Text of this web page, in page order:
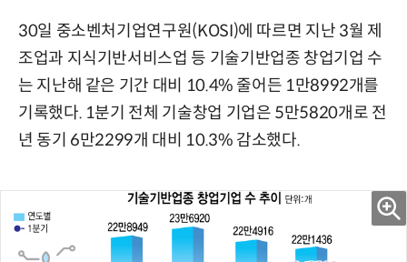
30일 중소벤처기업연구원(KOSI)에 따르면 지난 3월 제
조업과 지식기반서비스업 등 기술기반업종 창업기업 수
는 지난해 같은 기간 대비 10.4% 줄어든 1만8992개를
기록했다. 1분기 전체 기술창업 기업은 5만5820개로 전
년 동기 6만2299개 대비 10.3% 감소했다.